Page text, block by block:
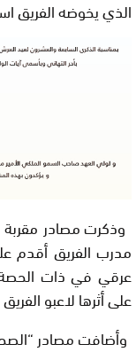
الذي يخوضه الفريق
وذكرت مصادر
مدرب الفريق أقدم
عرقي في ذات
على أثرها لاعبو
وأضافت مصادر